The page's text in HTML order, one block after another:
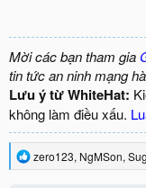
Mời các bạn tham gia
tin tức an ninh mạng
Lưu ý từ WhiteHat:
không làm điều xấu.
R
e
zero123, NgMSon,